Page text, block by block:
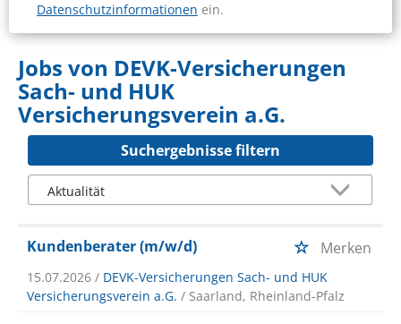
Datenschutzinformationen ein.
Jobs von DEVK-Versicherungen
Sach- und HUK
Versicherungsverein a.G.
Suchergebnisse filtern
Kundenberater (m/w/d) Merken
15.07.2026 / DEVK-Versicherungen Sach- und HUK
Versicherungsverein a.G. / Saarland, Rheinland-Pfalz